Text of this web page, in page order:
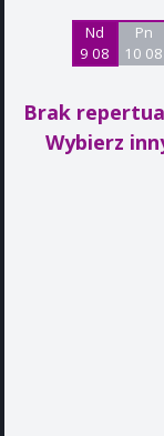
Nd
9 08
Pn
10 08
Brak
Wybierz